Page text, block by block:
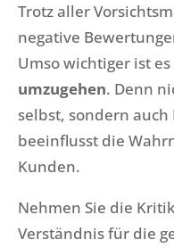
Trotz aller
negative
Umso wichtiger ist
umzugehen. Denn
selbst, sondern
beeinflusst die
Kunden.
Nehmen Sie die
Verständnis für die